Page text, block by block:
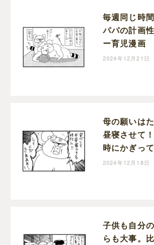
毎週同じ時
パパの計画
ー育児漫画
2024年12月21日
母の願いは
昼寝させて
時にかぎっ
宣伝車｜ぽ
2024年12月18日
子供も自分
らも大事。